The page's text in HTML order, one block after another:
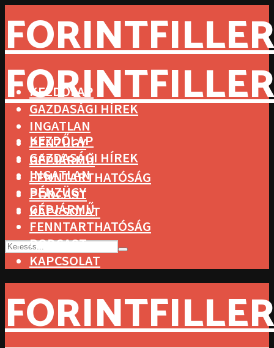
KEZDŐLAP
GAZDASÁGI HÍREK
INGATLAN
PÉNZÜGY
GÉPJÁRMŰ
FENNTARTHATÓSÁG
PODCAST
KAPCSOLAT
KEZDŐLAP
GAZDASÁGI HÍREK
INGATLAN
PÉNZÜGY
GÉPJÁRMŰ
FENNTARTHATÓSÁG
PODCAST
KAPCSOLAT